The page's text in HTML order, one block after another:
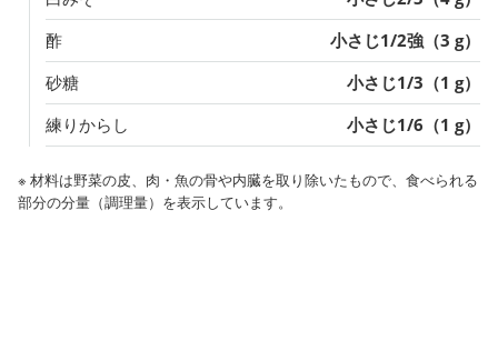
酢
小さじ1/2強（3 g）
砂糖
小さじ1/3（1 g）
練りからし
小さじ1/6（1 g）
※ 材料は野菜の皮、肉・魚の骨や内臓を取り除いたもので、食べられる
部分の分量（調理量）を表示しています。